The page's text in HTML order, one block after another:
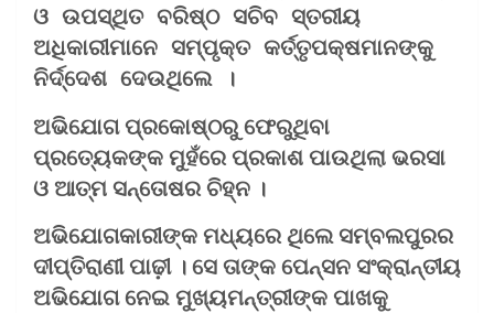
ଓ ଉପସ୍ଥିତ ବରିଷ୍ଠ ସଚିବ ସ୍ତରୀୟ
ଅଧିକାରୀମାନେ ସମ୍ପୃକ୍ତ କର୍ତ୍ତୃପକ୍ଷମାନଙ୍କୁ
ନିର୍ଦ୍ଦେଶ ଦେଉଥିଲେ ।
ଅଭିଯୋଗ ପ୍ରକୋଷ୍ଠରୁ ଫେରୁଥିବା
ପ୍ରତ୍ୟେକଙ୍କ ମୁହଁରେ ପ୍ରକାଶ ପାଉଥିଲା ଭରସା
ଓ ଆତ୍ମ ସନ୍ତୋଷର ଚିହ୍ନ ।
ଅଭିଯୋଗକାରୀଙ୍କ ମଧ୍ୟରେ ଥିଲେ ସମ୍ବଲପୁରର
ଦୀପ୍ତିରାଣୀ ପାଢ଼ୀ । ସେ ତାଙ୍କ ପେନ୍ସନ ସଂକ୍ରାନ୍ତୀୟ
ଅଭିଯୋଗ ନେଇ ମୁଖ୍ୟମନ୍ତ୍ରୀଙ୍କ ପାଖକୁ